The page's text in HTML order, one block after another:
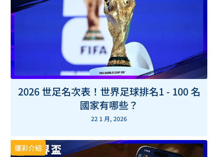
2026 世足名次表！世界足球排名1 - 100 名
國家有哪些？
22 1 月, 2026
運彩介紹